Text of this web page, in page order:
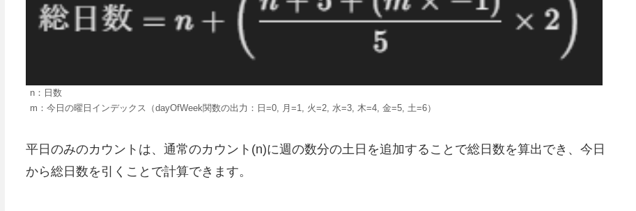
n：日数
m：今日の曜日インデックス（dayOfWeek関数の出力：日=0, 月=1, 火=2, 水=3, 木=4, 金=5, 土=6）
平日のみのカウントは、通常のカウント(n)に週の数分の土日を追加することで総日数を算出でき、今日
から総日数を引くことで計算できます。